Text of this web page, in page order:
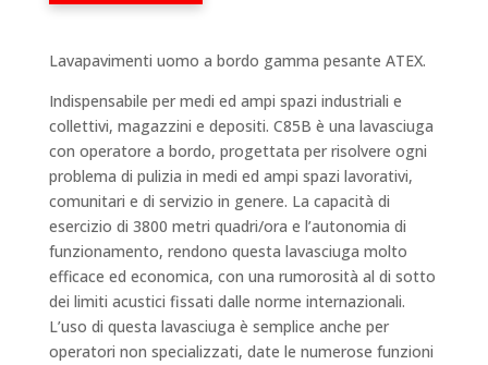
Lavapavimenti uomo a bordo gamma pesante ATEX.
Indispensabile per medi ed ampi spazi industriali e
collettivi, magazzini e depositi. C85B è una lavasciuga
con operatore a bordo, progettata per risolvere ogni
problema di pulizia in medi ed ampi spazi lavorativi,
comunitari e di servizio in genere. La capacità di
esercizio di 3800 metri quadri/ora e l’autonomia di
funzionamento, rendono questa lavasciuga molto
efficace ed economica, con una rumorosità al di sotto
dei limiti acustici fissati dalle norme internazionali.
L’uso di questa lavasciuga è semplice anche per
operatori non specializzati, date le numerose funzioni